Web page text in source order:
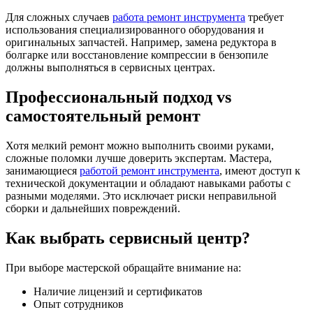
Для сложных случаев работа ремонт инструмента требует
использования специализированного оборудования и
оригинальных запчастей. Например, замена редуктора в
болгарке или восстановление компрессии в бензопиле
должны выполняться в сервисных центрах.
Профессиональный подход vs
самостоятельный ремонт
Хотя мелкий ремонт можно выполнить своими руками,
сложные поломки лучше доверить экспертам. Мастера,
занимающиеся работой ремонт инструмента, имеют доступ к
технической документации и обладают навыками работы с
разными моделями. Это исключает риски неправильной
сборки и дальнейших повреждений.
Как выбрать сервисный центр?
При выборе мастерской обращайте внимание на:
Наличие лицензий и сертификатов
Опыт сотрудников